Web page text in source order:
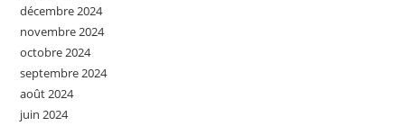
décembre 2024
novembre 2024
octobre 2024
septembre 2024
août 2024
juin 2024